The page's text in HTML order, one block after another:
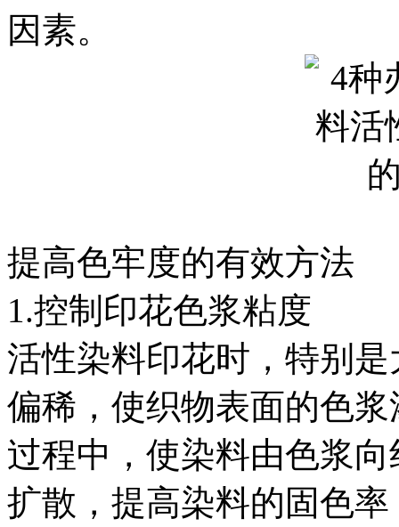
因素。
提高色牢度的有效方法
1.控制印花色浆粘度
活性染料印花时，特别
偏稀，使织物表面的色
过程中，使染料由色浆
扩散，提高染料的固色